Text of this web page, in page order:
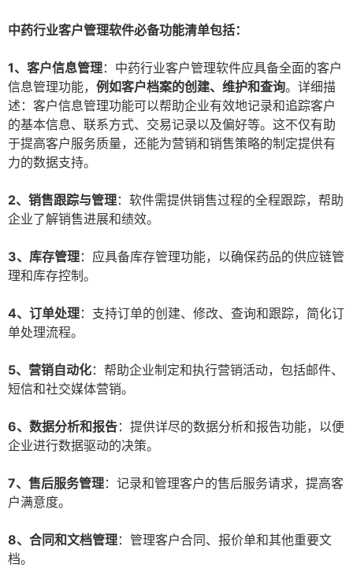
中药行业客户管理软件必备功能清单包括：
1、客户信息管理：中药行业客户管理软件应具备全面的客户
信息管理功能， 例如客户档案的创建、维护和查询。详细描
述：客户信息管理功能可以帮助企业有效地记录和追踪客户
的基本信息、联系方式、交易记录以及偏好等。这不仅有助
于提高客户服务质量，还能为营销和销售策略的制定提供有
力的数据支持。
2、销售跟踪与管理：软件需提供销售过程的全程跟踪，帮助
企业了解销售进展和绩效。
3、库存管理：应具备库存管理功能，以确保药品的供应链管
理和库存控制。
4、订单处理：支持订单的创建、修改、查询和跟踪，简化订
单处理流程。
5、营销自动化：帮助企业制定和执行营销活动，包括邮件、
短信和社交媒体营销。
6、数据分析和报告：提供详尽的数据分析和报告功能，以便
企业进行数据驱动的决策。
7、售后服务管理：记录和管理客户的售后服务请求，提高客
户满意度。
8、合同和文档管理：管理客户合同、报价单和其他重要文
档。